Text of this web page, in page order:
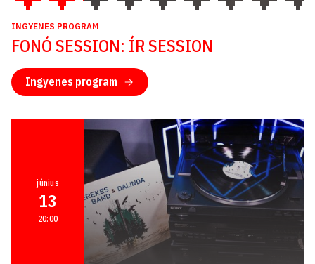
INGYENES PROGRAM
FONÓ SESSION: ÍR SESSION
Ingyenes program
június
13
20:00